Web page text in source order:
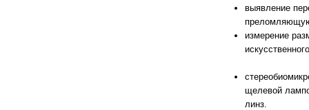
выявление
измерение
щелевой
линз.